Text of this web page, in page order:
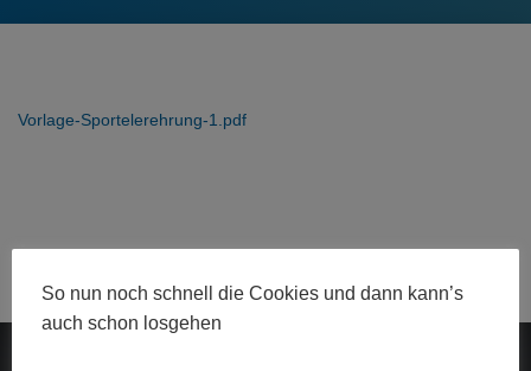
Vorlage-Sportelerehrung-1.pdf
So nun noch schnell die Cookies und dann kann’s
auch schon losgehen